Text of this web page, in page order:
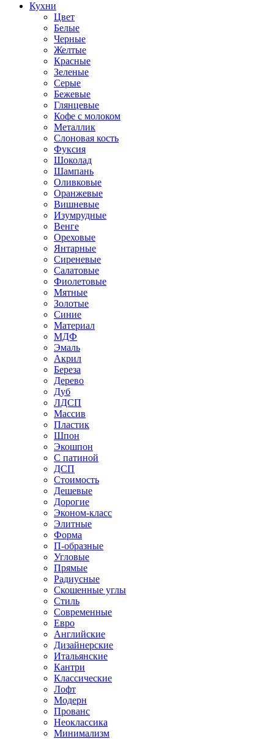
Кухни
Цвет
Белые
Черные
Желтые
Красные
Зеленые
Серые
Бежевые
Глянцевые
Кофе с молоком
Металлик
Слоновая кость
Фуксия
Шоколад
Шампань
Оливковые
Оранжевые
Вишневые
Изумрудные
Венге
Ореховые
Янтарные
Сиреневые
Салатовые
Фиолетовые
Мятные
Золотые
Синие
Материал
МДФ
Эмаль
Акрил
Береза
Дерево
Дуб
ЛДСП
Массив
Пластик
Шпон
Экошпон
С патиной
ДСП
Стоимость
Дешевые
Дорогие
Эконом-класс
Элитные
Форма
П-образные
Угловые
Прямые
Радиусные
Скошенные углы
Стиль
Современные
Евро
Английские
Дизайнерские
Итальянские
Кантри
Классические
Лофт
Модерн
Прованс
Неоклассика
Минимализм